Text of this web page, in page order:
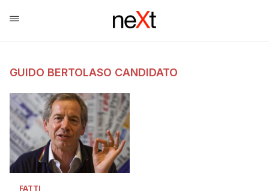
GUIDO BERTOLASO CANDIDATO
FATTI